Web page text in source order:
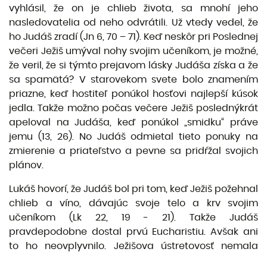
vyhlásil, že on je chlieb života, sa mnohí jeho
nasledovatelia od neho odvrátili. Už vtedy vedel, že
ho Judáš zradí (Jn 6, 70 – 71). Keď neskôr pri Poslednej
večeri Ježiš umýval nohy svojim učeníkom, je možné,
že veril, že si týmto prejavom lásky Judáša získa a že
sa spamätá? V starovekom svete bolo znamením
priazne, keď hostiteľ ponúkol hosťovi najlepší kúsok
jedla. Takže možno počas večere Ježiš poslednýkrát
apeloval na Judáša, keď ponúkol „smidku“ práve
jemu (13, 26). No Judáš odmietal tieto ponuky na
zmierenie a priateľstvo a pevne sa pridŕžal svojich
plánov.
Lukáš hovorí, že Judáš bol pri tom, keď Ježiš požehnal
chlieb a víno, dávajúc svoje telo a krv svojim
učeníkom (Lk 22, 19 - 21). Takže Judáš
pravdepodobne dostal prvú Eucharistiu. Avšak ani
to ho neovplyvnilo. Ježišova ústretovosť nemala